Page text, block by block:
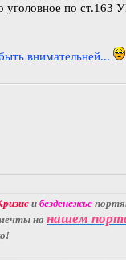
уголовное по ст.163
внимательней...
и безденежье
на нашем